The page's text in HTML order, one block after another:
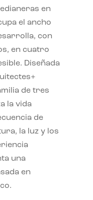
en
el ancho
con
en cuatro
Diseñada
de tres
la vida
de
la luz y los
una
en